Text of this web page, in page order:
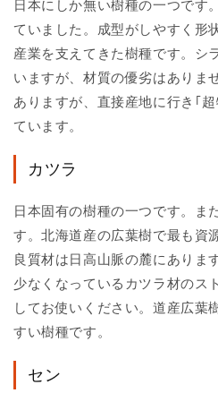
日本にしか無い樹種の一つです
ていました。成型がしやすく形
産業を支えてきた樹種です。シ
いますが、材質の優劣はありま
ありますが、直接産地に行き｢
ています。
カツラ
日本固有の樹種の一つです。ま
す。北海道産の広葉樹で最も資
良質材は日高山脈の麓にありま
少なくなっているカツラ材のス
してお使いください。道産広葉
すい樹種です。
セン